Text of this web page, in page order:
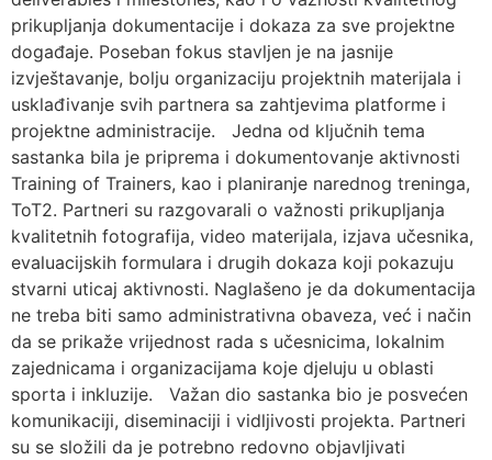
prikupljanja dokumentacije i dokaza za sve projektne
događaje. Poseban fokus stavljen je na jasnije
izvještavanje, bolju organizaciju projektnih materijala i
usklađivanje svih partnera sa zahtjevima platforme i
projektne administracije. Jedna od ključnih tema
sastanka bila je priprema i dokumentovanje aktivnosti
Training of Trainers, kao i planiranje narednog treninga,
ToT2. Partneri su razgovarali o važnosti prikupljanja
kvalitetnih fotografija, video materijala, izjava učesnika,
evaluacijskih formulara i drugih dokaza koji pokazuju
stvarni uticaj aktivnosti. Naglašeno je da dokumentacija
ne treba biti samo administrativna obaveza, već i način
da se prikaže vrijednost rada s učesnicima, lokalnim
zajednicama i organizacijama koje djeluju u oblasti
sporta i inkluzije. Važan dio sastanka bio je posvećen
komunikaciji, diseminaciji i vidljivosti projekta. Partneri
su se složili da je potrebno redovno objavljivati